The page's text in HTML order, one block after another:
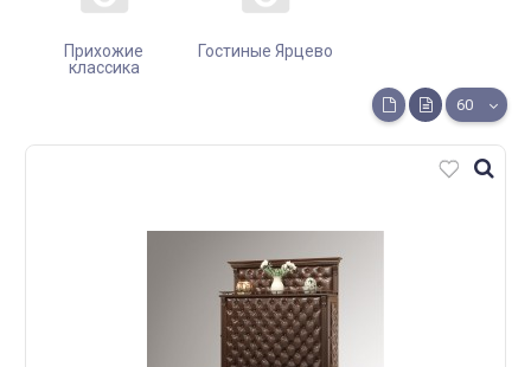
Прихожие
классика
Гостиные Ярцево
60